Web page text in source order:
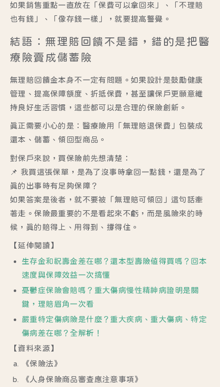
如果銷售重點一直放在「保費可以拿回來」、「不理賠
也有錢」、「像存錢一樣」，就要提高警覺。
結語：無理賠回饋不是錯，錯的是把醫
療險賣成儲蓄險
無理賠回饋金本身不一定有問題。如果設計是鼓勵健康
管理、提高保障額度、折抵保費，甚至讓保戶更願意維
持良好生活習慣，這些都可以是合理的保險創新。
真正需要小心的是： 醫療險用「無理賠退保費」包裝成
還本、儲蓄、領回型商品。
對保戶來說，買保險前先想清楚：
📌 我買這張保單，是為了沒事時拿回一點錢，還是為了
真的出事時有足夠保障？
如果答案是後者，就不要被「無理賠可領回」這句話牽
著走。保險最重要的不是看起來不虧，而是風險來的時
候，真的賠得上、用得到、撐得住。
【延伸閱讀】
生存金和祝壽金差在哪？還本型壽險值得買嗎？回本
速度與保障效益一次搞懂
憂鬱症保險會賠嗎？重大傷病慢性精神病證明是關
鍵，理賠眉角一次看
嚴重特定傷病險是什麼？重大疾病、重大傷病、特定
傷病差在哪？全解析！
【資料來源】
《保險法》
《人身保險商品審查應注意事項》